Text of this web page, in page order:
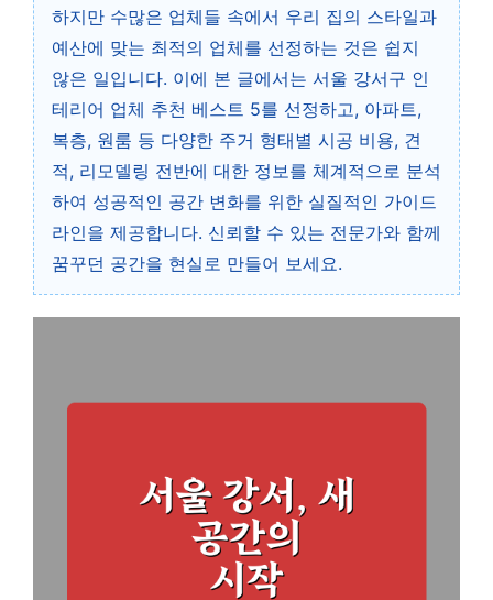
하지만 수많은 업체들 속에서 우리 집의 스타일과
예산에 맞는 최적의 업체를 선정하는 것은 쉽지
않은 일입니다. 이에 본 글에서는 서울 강서구 인
테리어 업체 추천 베스트 5를 선정하고, 아파트,
복층, 원룸 등 다양한 주거 형태별 시공 비용, 견
적, 리모델링 전반에 대한 정보를 체계적으로 분석
하여 성공적인 공간 변화를 위한 실질적인 가이드
라인을 제공합니다. 신뢰할 수 있는 전문가와 함께
꿈꾸던 공간을 현실로 만들어 보세요.